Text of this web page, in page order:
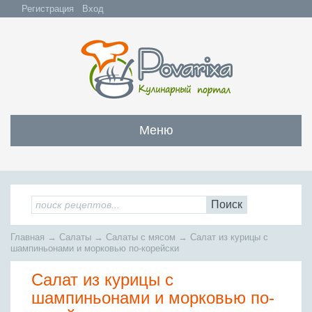
Регистрация Вход
Меню
Закуски
Все закуски
Бутерброды и сэндвичи
С мясом и субпродуктами
С рыбой и морепродуктами
Овощные и грибные
Заливные блюда
Салаты
Все салаты
Салаты с мясом
Овощные салаты
Супы
Все супы
Бульоны
Заправочные супы
Мясо
Всё мясо
Жареное мясо
Рыба
Поиск
Главная → Салаты → Салаты с мясом → Салат из курицы с
шампиньонами и морковью по-корейски
Салат из курицы с
шампиньонами и морковью по-